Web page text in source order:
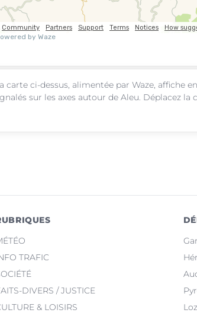
carte ci-dessus, alimentée par Waze, affiche
sur les axes autour de Aleu. Déplacez la
TRAFIC
DIVERS / JUSTICE
& LOISIRS